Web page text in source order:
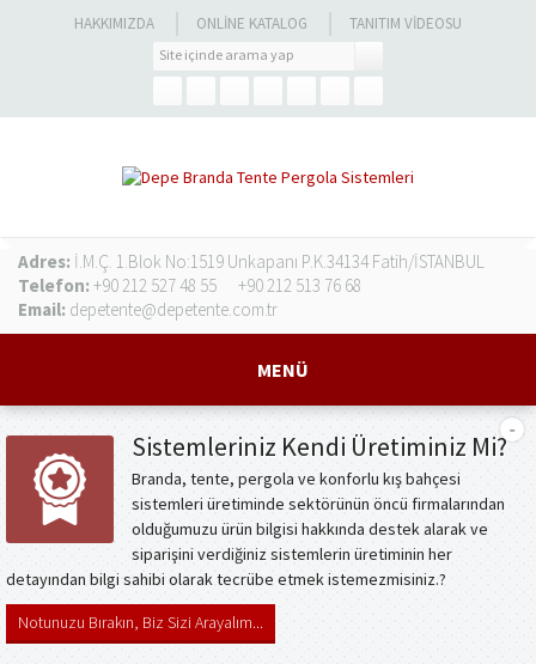
HAKKIMIZDA ONLINE KATALOG TANITIM VIDEOSU
Adres: İ.M.Ç. 1.Blok No:1519 Unkapanı P.K.34134 Fatih/İSTANBUL
Telefon: +90 212 527 48 55
+90 212 513 76 68
Email: depetente@depetente.com.tr
MENÜ
Sistemleriniz Kendi Üretiminiz Mi?
Branda, tente, pergola ve konforlu kış bahçesi
sistemleri üretiminde sektörünün öncü firmalarından
olduğumuzu ürün bilgisi hakkında destek alarak ve
siparişini verdiğiniz sistemlerin üretiminin her
detayından bilgi sahibi olarak tecrübe etmek istemezmisiniz.?
Notunuzu Bırakın, Biz Sizi Arayalım...